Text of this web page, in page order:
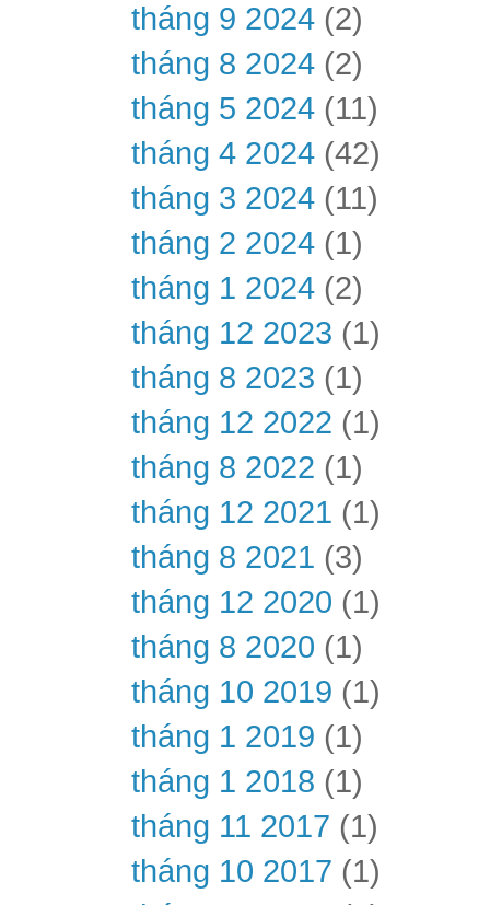
tháng 9 2024 (2)
tháng 8 2024 (2)
tháng 5 2024 (11)
tháng 4 2024 (42)
tháng 3 2024 (11)
tháng 2 2024 (1)
tháng 1 2024 (2)
tháng 12 2023 (1)
tháng 8 2023 (1)
tháng 12 2022 (1)
tháng 8 2022 (1)
tháng 12 2021 (1)
tháng 8 2021 (3)
tháng 12 2020 (1)
tháng 8 2020 (1)
tháng 10 2019 (1)
tháng 1 2019 (1)
tháng 1 2018 (1)
tháng 11 2017 (1)
tháng 10 2017 (1)